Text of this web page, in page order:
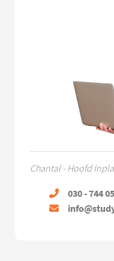
Chantal - Hoofd
030 - 744